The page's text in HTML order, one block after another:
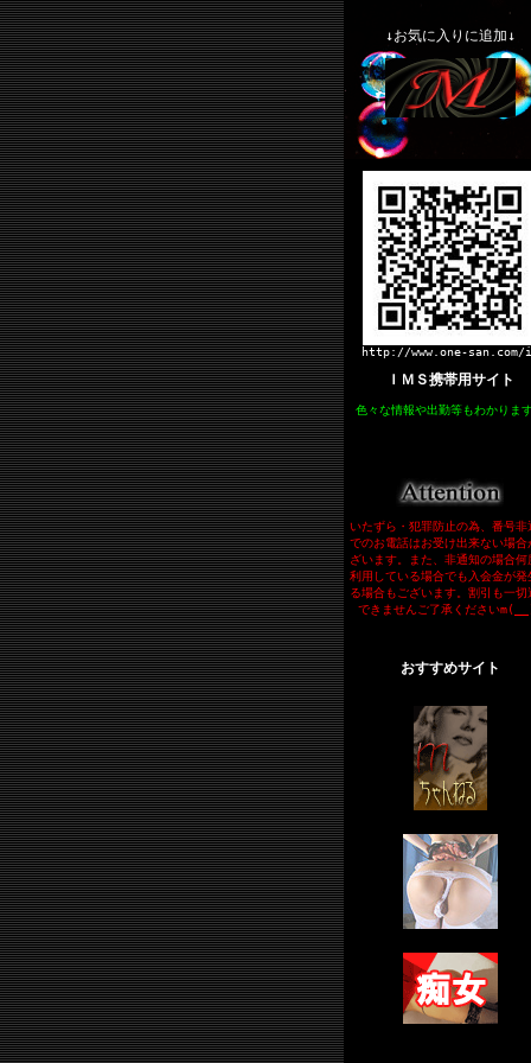
↓お気に入りに追加↓
http://www.one-
ＩＭＳ携帯用サイト
色々な情報や出勤等もわかります
いたずら・犯罪防止の為、番号非
でのお電話はお受け出来ない場合
ざいます。また、非通知の場合何
利用している場合でも入会金が発
る場合もございます。割引も一切
できませんご了承ください
おすすめサイト